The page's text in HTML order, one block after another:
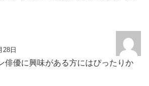
28日
俳優に興味がある方にはぴったりか